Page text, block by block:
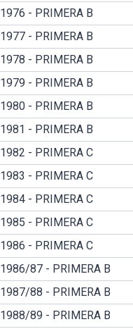
1976 - PRIMERA B
1977 - PRIMERA B
1978 - PRIMERA B
1979 - PRIMERA B
1980 - PRIMERA B
1981 - PRIMERA B
1982 - PRIMERA C
1983 - PRIMERA C
1984 - PRIMERA C
1985 - PRIMERA C
1986 - PRIMERA C
1986/87 - PRIMERA B
1987/88 - PRIMERA B
1988/89 - PRIMERA B